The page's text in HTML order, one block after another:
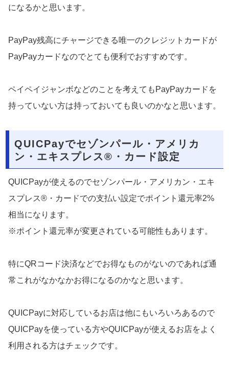
になるかと思います。
PayPay残高にチャージできる唯一のクレジットカードが
PayPayカードなのでとても便利でおすすめです。
ペイペイジャンボなどのことを考えてもPayPayカードを
持っていない方は持っておいても良いのかなと思います。
QUICPayでセゾンパール・アメリカ
ン・エキスプレス®・カード設定
QUICPayが使えるのでセゾンパール・アメリカン・エキ
スプレス®・カードでの支払い設定でポイント還元率2%
相当になります。
※ポイント還元率が変更されている可能性もあります。
特にQRコード決済などでお得なものがないのであれば通
常これがなかなかお得になるのかなと思います。
QUICPayに対応しているお店は他にもいろいろあるので
QUICPayを使っている方やQUICPayが使えるお店をよく
利用される方はチェックです。